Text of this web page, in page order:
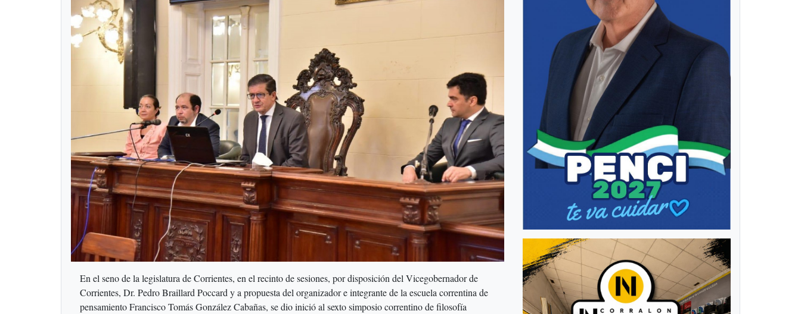
En el seno de la legislatura de Corrientes, en el recinto de sesiones, por disposición del Vicegobernador de
Corrientes, Dr. Pedro Braillard Poccard y a propuesta del organizador e integrante de la escuela correntina de
pensamiento Francisco Tomás González Cabañas, se dio inició al sexto simposio correntino de filosofía